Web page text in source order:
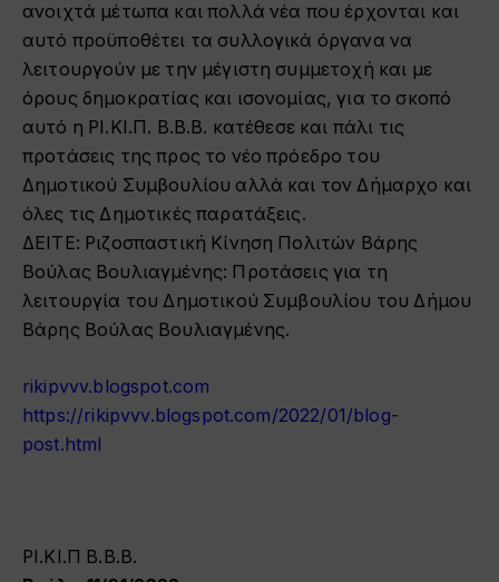
ανοιχτά μέτωπα και πολλά νέα που έρχονται και
αυτό προϋποθέτει τα συλλογικά όργανα να
λειτουργούν με την μέγιστη συμμετοχή και με
όρους δημοκρατίας και ισονομίας, για το σκοπό
αυτό η ΡΙ.ΚΙ.Π. Β.Β.Β. κατέθεσε και πάλι τις
προτάσεις της προς το νέο πρόεδρο του
Δημοτικού Συμβουλίου αλλά και τον Δήμαρχο και
όλες τις Δημοτικές παρατάξεις.
ΔΕΙΤΕ: Ριζοσπαστική Κίνηση Πολιτών Βάρης
Βούλας Βουλιαγμένης: Προτάσεις για τη
λειτουργία του Δημοτικού Συμβουλίου του Δήμου
Βάρης Βούλας Βουλιαγμένης.
rikipvvv.blogspot.com
https://rikipvvv.blogspot.com/2022/01/blog-
post.html
ΡΙ.ΚΙ.Π Β.Β.Β.